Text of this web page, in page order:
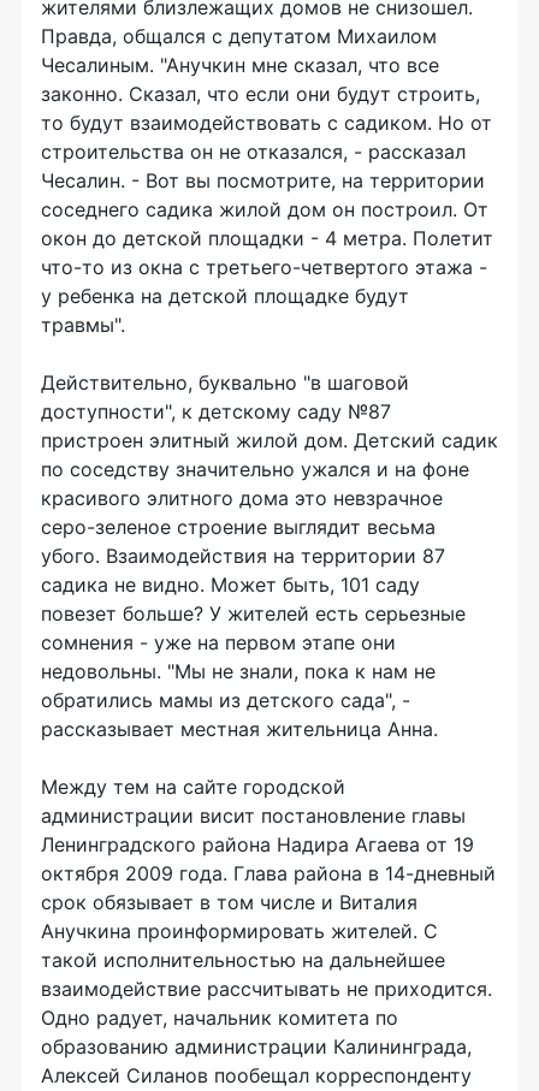
жителями близлежащих домов не снизошел.
Правда, общался с депутатом Михаилом
Чесалиным. "Анучкин мне сказал, что все
законно. Сказал, что если они будут строить,
то будут взаимодействовать с садиком. Но от
строительства он не отказался, - рассказал
Чесалин. - Вот вы посмотрите, на территории
соседнего садика жилой дом он построил. От
окон до детской площадки - 4 метра. Полетит
что-то из окна с третьего-четвертого этажа -
у ребенка на детской площадке будут
травмы".
Действительно, буквально "в шаговой
доступности", к детскому саду №87
пристроен элитный жилой дом. Детский садик
по соседству значительно ужался и на фоне
красивого элитного дома это невзрачное
серо-зеленое строение выглядит весьма
убого. Взаимодействия на территории 87
садика не видно. Может быть, 101 саду
повезет больше? У жителей есть серьезные
сомнения - уже на первом этапе они
недовольны. "Мы не знали, пока к нам не
обратились мамы из детского сада", -
рассказывает местная жительница Анна.
Между тем на сайте городской
администрации висит постановление главы
Ленинградского района Надира Агаева от 19
октября 2009 года. Глава района в 14-дневный
срок обязывает в том числе и Виталия
Анучкина проинформировать жителей. С
такой исполнительностью на дальнейшее
взаимодействие рассчитывать не приходится.
Одно радует, начальник комитета по
образованию администрации Калининграда,
Алексей Силанов пообещал корреспонденту